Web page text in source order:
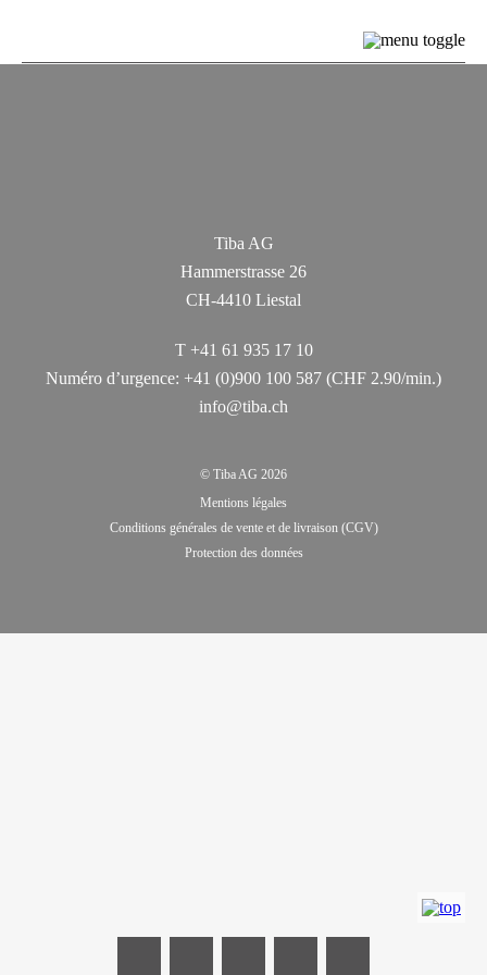
Tiba AG
Hammerstrasse 26
CH-4410 Liestal
T +41 61 935 17 10
Numéro d’urgence: +41 (0)900 100 587 (CHF 2.90/min.)
info@tiba.ch
© Tiba AG 2026
Mentions légales
Conditions générales de vente et de livraison (CGV)
Protection des données